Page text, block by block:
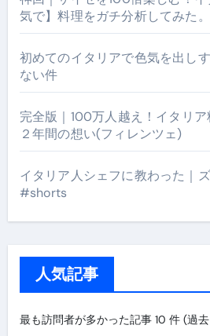
気で】料理をガチ分析してみた。
初めてのイタリアで色気を出し
ない件
完全版｜100万人越え！イタリア
２年間の想い(フィレンツェ)
イタリア人シェフに教わった｜
#shorts
人気記事
最も訪問者が多かった記事 10 件 (過